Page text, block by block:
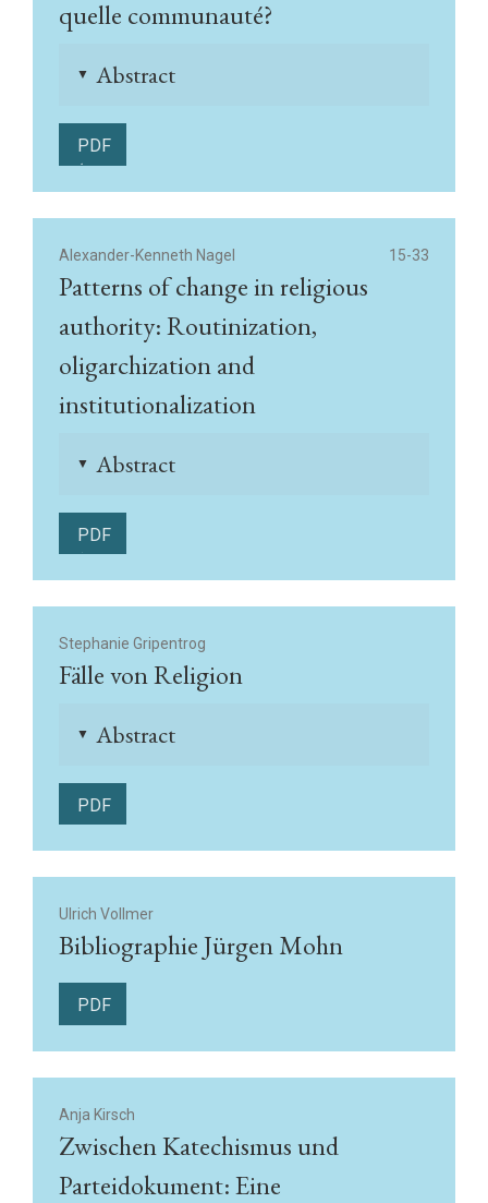
quelle communauté?
▲ Abstract
PDF
(Français)
Alexander-Kenneth Nagel 15-33
Patterns of change in religious
authority: Routinization,
oligarchization and
institutionalization
▲ Abstract
PDF
(English)
Stephanie Gripentrog
Fälle von Religion
▲ Abstract
PDF
Ulrich Vollmer
Bibliographie Jürgen Mohn
PDF
Anja Kirsch
Zwischen Katechismus und
Parteidokument: Eine